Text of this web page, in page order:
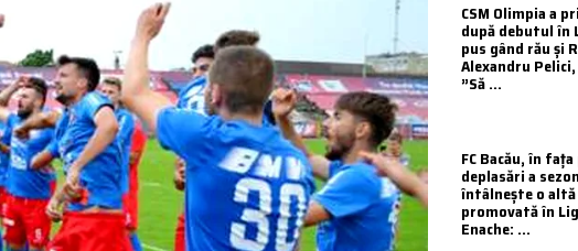
CSM Olimpia a
după debutul în
pus gând rău și
Alexandru
”Să ...
FC Bacău, în
deplasări a
întâlnește o
promovată în
Enache: ...